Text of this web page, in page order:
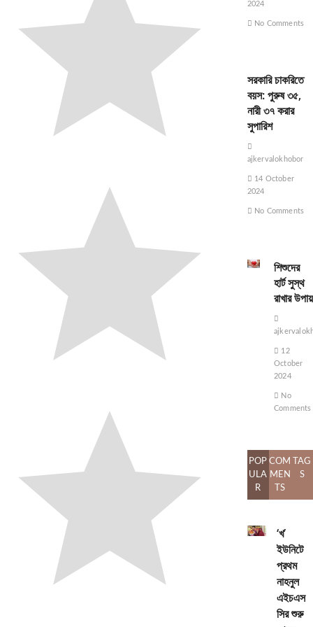
2024
No Comments
সরকারি চাকরিতে
বয়স: পুরুষ ৩৫,
নারী ৩৭ করার
সুপারিশ
ajkervalokhobor
14 October
2024
No Comments
শিশুদের
হার্ট সুস্থ
রাখার উপায়
12
October
2024
No
Comments
POP
ULA
R
COM
MEN
TS
TAG
S
‘খ’
ইউনিটে
প্রথম
নাহনুল
এইচএস
সির শুরু